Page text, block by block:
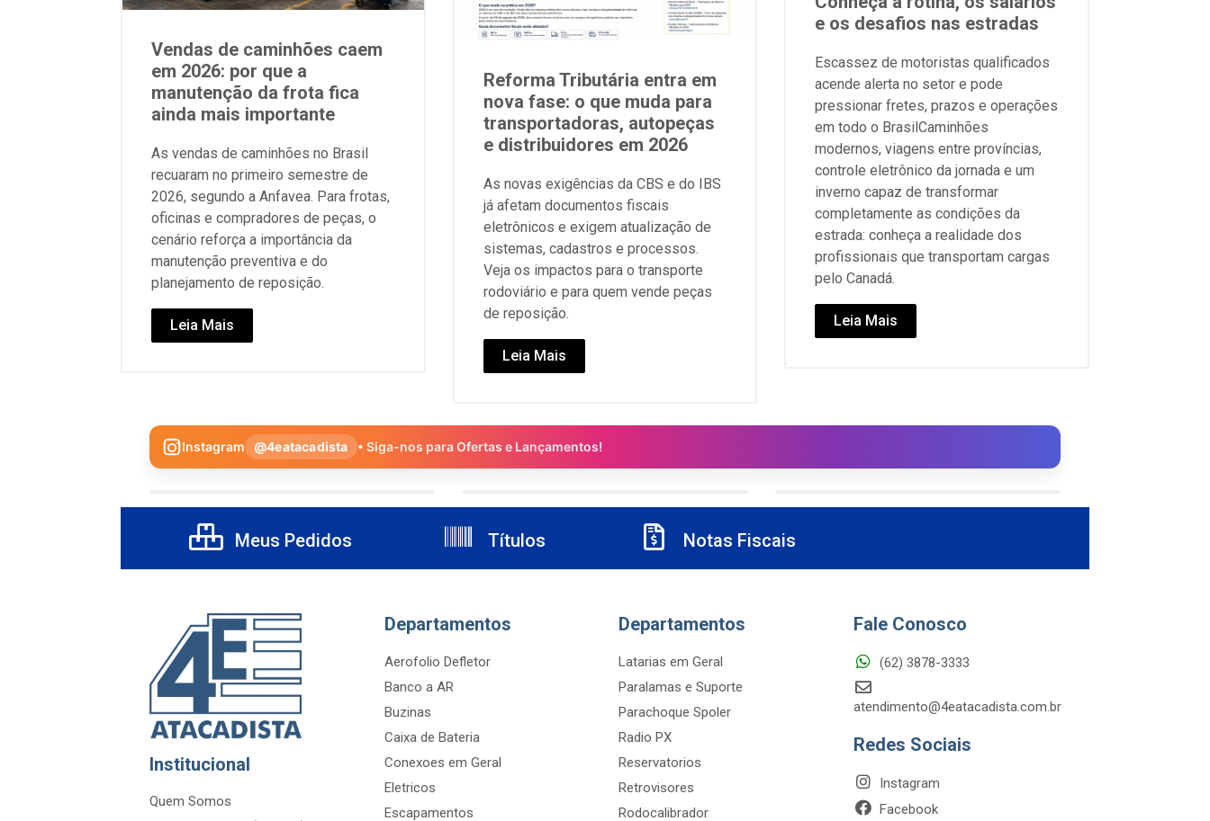
Vendas de caminhões caem
em 2026: por que a
manutenção da frota fica
ainda mais importante
As vendas de caminhões no Brasil
recuaram no primeiro semestre de
2026, segundo a Anfavea. Para frotas,
oficinas e compradores de peças, o
cenário reforça a importância da
manutenção preventiva e do
planejamento de reposição.
Leia Mais
Reforma Tributária entra em
nova fase: o que muda para
transportadoras, autopeças
e distribuidores em 2026
As novas exigências da CBS e do IBS
já afetam documentos fiscais
eletrônicos e exigem atualização de
sistemas, cadastros e processos.
Veja os impactos para o transporte
rodoviário e para quem vende peças
de reposição.
Leia Mais
e os desafios nas estradas
Escassez de motoristas qualificados
acende alerta no setor e pode
pressionar fretes, prazos e operações
em todo o BrasilCaminhões
modernos, viagens entre províncias,
controle eletrônico da jornada e um
inverno capaz de transformar
completamente as condições da
estrada: conheça a realidade dos
profissionais que transportam cargas
pelo Canadá.
Leia Mais
Instagram @4eatacadista • Siga-nos para Ofertas e Lançamentos!
Meus Pedidos Títulos Notas Fiscais
Institucional
Quem Somos
Departamentos
Aerofolio Defletor
Banco a AR
Buzinas
Caixa de Bateria
Conexoes em Geral
Eletricos
Escapamentos
Departamentos
Latarias em Geral
Paralamas e Suporte
Parachoque Spoler
Radio PX
Reservatorios
Retrovisores
Rodocalibrador
Fale Conosco
(62) 3878-3333
atendimento@4eatacadista.com.br
Redes Sociais
Instagram
Facebook